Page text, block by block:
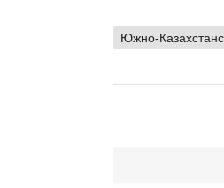
Южно-